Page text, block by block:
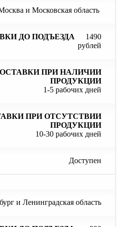
Сроки
наличии
продукции
и Московская область
1490
рублей
1-5 рабочих дней
10-30 рабочих дней
Доступен
и Ленинградская область